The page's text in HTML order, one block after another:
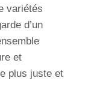
variétés
d’un
et
plus juste et